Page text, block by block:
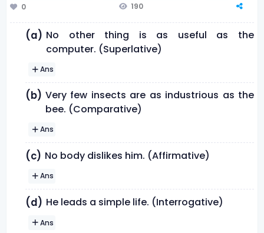
0
190
(a) No other thing is as useful as the
computer. (Superlative)
Ans
(b) Very few insects are as industrious as the
bee. (Comparative)
Ans
(c) No body dislikes him. (Affirmative)
Ans
(d) He leads a simple life. (Interrogative)
Ans